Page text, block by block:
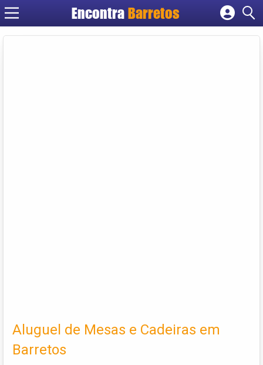
Encontra Barretos
Cadastrar empresa
Aluguel de Mesas e Cadeiras em
Barretos